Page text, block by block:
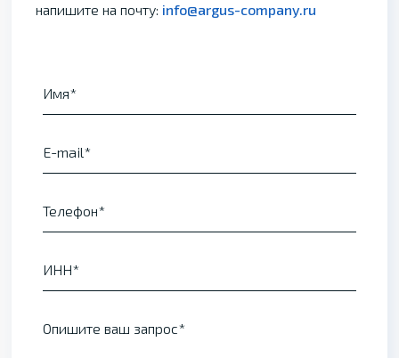
напишите на почту: info@argus-company.ru
Имя
E-mail
Телефон
ИНН
Опишите ваш запрос